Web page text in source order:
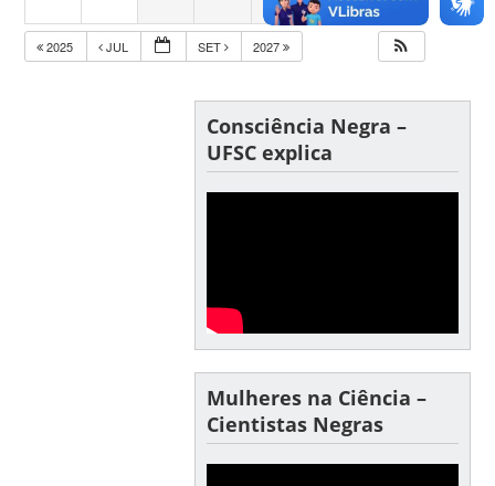
2025 JUL SET 2027
Consciência Negra –
UFSC explica
Mulheres na Ciência –
Cientistas Negras